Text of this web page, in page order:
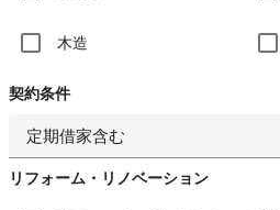
木造
契約条件
定期借家含む
リフォーム・リノベーション